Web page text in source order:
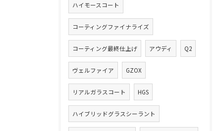
ハイモースコート
コーティングファイナライズ
コーティング最終仕上げ アウディ Q2
ヴェルファイア GZOX
リアルガラスコート HGS
ハイブリッドグラスシーラント